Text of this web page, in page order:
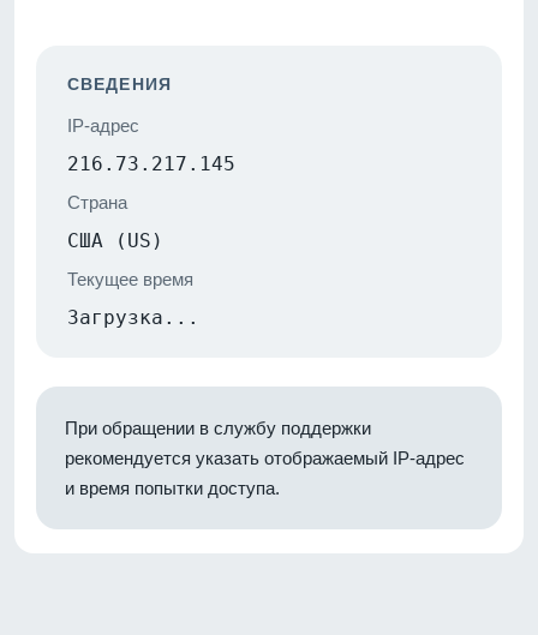
СВЕДЕНИЯ
IP-адрес
216.73.217.145
Страна
США (US)
Текущее время
Загрузка...
При обращении в службу поддержки
рекомендуется указать отображаемый IP-адрес
и время попытки доступа.